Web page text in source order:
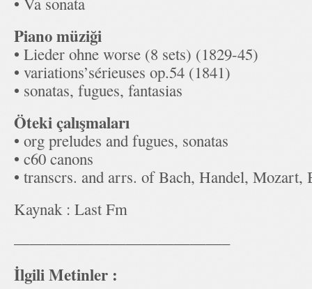
Piano müziği
• Lieder ohne worse (8 sets) (1829-45)
• variations’sérieuses op.54 (1841)
• sonatas, fugues, fantasias
Öteki çalışmaları
• org preludes and fugues, sonatas
• c60 canons
• transcrs. and arrs. of Bach, Handel, Mozart,
Kaynak : Last Fm
—————————————–
İlgili Metinler :